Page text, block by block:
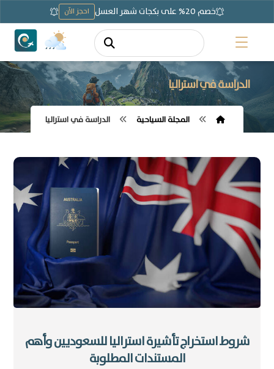
خصم 20% على بكجات شهر العسل احجز الآن
الدراسة في استراليا
المجلة السياحية الدراسة في استراليا
شروط استخراج تأشيرة استراليا للسعوديين وأهم
المستندات المطلوبة